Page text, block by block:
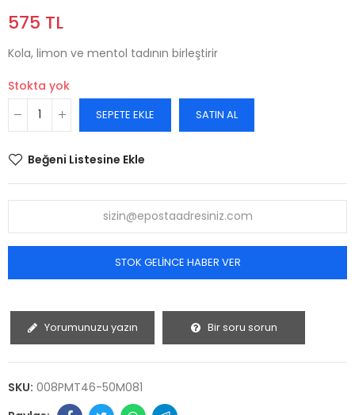
575 TL
Kola, limon ve mentol tadının birleştirir
Stokta yok
SEPETE EKLE SATIN AL
Beğeni Listesine Ekle
STOK GELINCE HABER VER
Yorumunuzu yazın Bir soru sorun
SKU: 008PMT46-50M081